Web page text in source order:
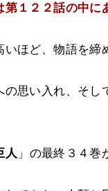
第１２２話の中に
ほど、物語を締
の思い入れ、そ
人 」の最終３４巻